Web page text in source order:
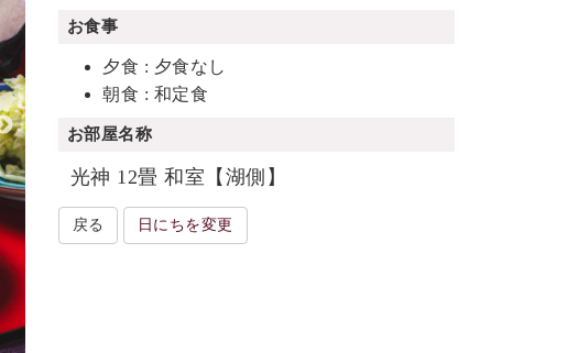
お食事
夕食 : 夕食なし
朝食 : 和定食
お部屋名称
光神 12畳 和室【湖側】
戻る 日にちを変更